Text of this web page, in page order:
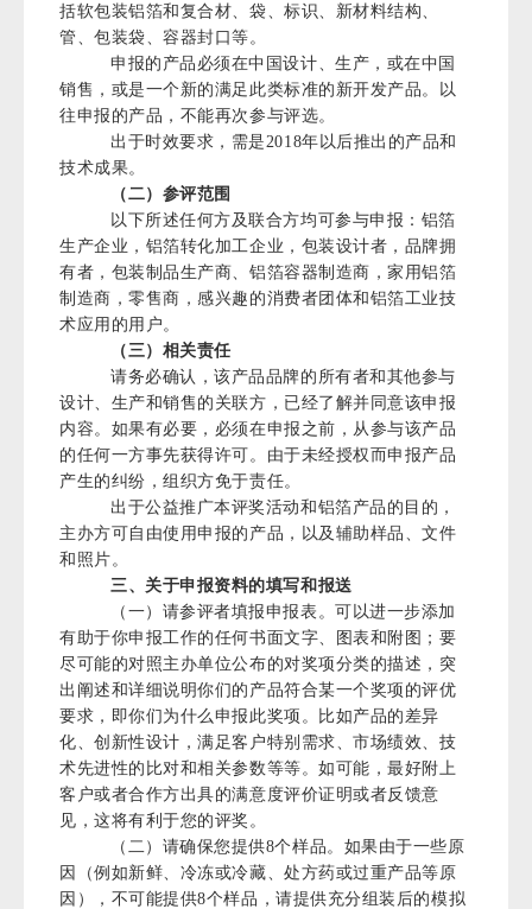
括软包装铝箔和复合材、袋、标识、新材料结构、
管、包装袋、容器封口等。
申报的产品必须在中国设计、生产，或在中国
销售，或是一个新的满足此类标准的新开发产品。以
往申报的产品，不能再次参与评选。
出于时效要求，需是2018年以后推出的产品和
技术成果。
（二）参评范围
以下所述任何方及联合方均可参与申报：铝箔
生产企业，铝箔转化加工企业，包装设计者，品牌拥
有者，包装制品生产商、铝箔容器制造商，家用铝箔
制造商，零售商，感兴趣的消费者团体和铝箔工业技
术应用的用户。
（三）相关责任
请务必确认，该产品品牌的所有者和其他参与
设计、生产和销售的关联方，已经了解并同意该申报
内容。如果有必要，必须在申报之前，从参与该产品
的任何一方事先获得许可。由于未经授权而申报产品
产生的纠纷，组织方免于责任。
出于公益推广本评奖活动和铝箔产品的目的，
主办方可自由使用申报的产品，以及辅助样品、文件
和照片。
三、关于申报资料的填写和报送
（一）请参评者填报申报表。可以进一步添加
有助于你申报工作的任何书面文字、图表和附图；要
尽可能的对照主办单位公布的对奖项分类的描述，突
出阐述和详细说明你们的产品符合某一个奖项的评优
要求，即你们为什么申报此奖项。比如产品的差异
化、创新性设计，满足客户特别需求、市场绩效、技
术先进性的比对和相关参数等等。如可能，最好附上
客户或者合作方出具的满意度评价证明或者反馈意
见，这将有利于您的评奖。
（二）请确保您提供8个样品。如果由于一些原
因（例如新鲜、冷冻或冷藏、处方药或过重产品等原
因），不可能提供8个样品，请提供充分组装后的模拟